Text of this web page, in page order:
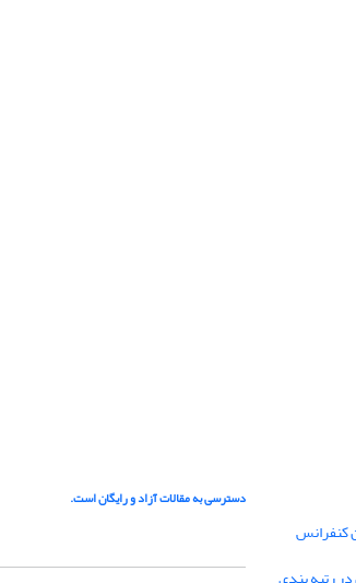
کنفرانس
دسترسی به مقالات آزاد و رایگان است.